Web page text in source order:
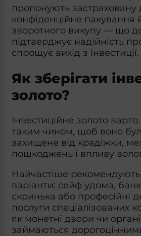
пропонують застраховану
конфіденційне пакування
зворотного викупу — що
підтверджує надійність
спрощує вихід з інвестиції.
Як зберігати
золото?
Інвестиційне золото варто
таким чином, щоб воно
захищене від крадіжки,
пошкоджень і впливу
Найчастіше
варіанти: сейф удома,
скринька або професійні
послуги спеціалізованих
як монетні двори чи
займаються